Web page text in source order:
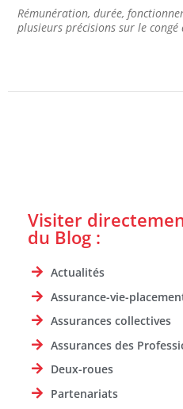
Rémunération, durée,
plusieurs précisions sur le congé
Visiter
du Blog :
Actualités
Assurance-vie-
Assurances collectives
Assurances des
Deux-roues
Partenariats